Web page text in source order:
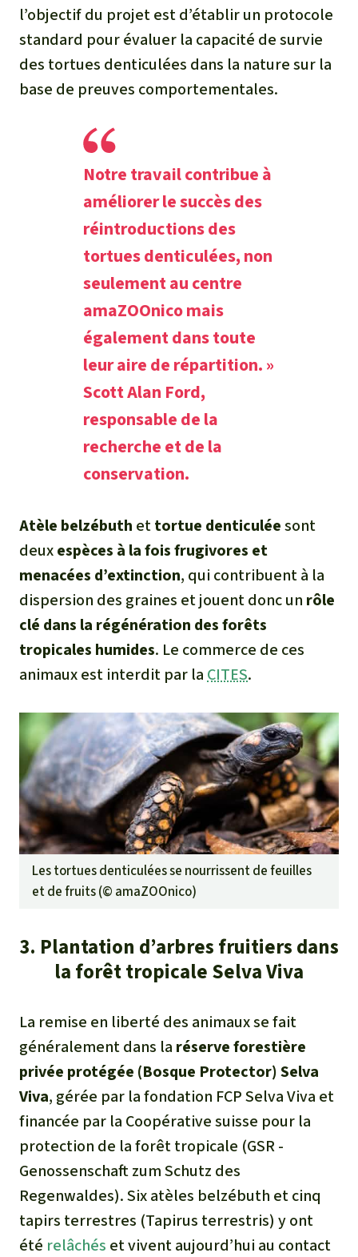
l’objectif du projet est d’établir un protocole
standard pour évaluer la capacité de survie
des tortues denticulées dans la nature sur la
base de preuves comportementales.
Notre travail contribue à
améliorer le succès des
réintroductions des
tortues denticulées, non
seulement au centre
amaZOOnico mais
également dans toute
leur aire de répartition. »
Scott Alan Ford,
responsable de la
recherche et de la
conservation.
Atèle belzébuth ettortue denticuléesont
deuxespèces à la fois frugivores et
menacées d’extinction, qui contribuent à la
dispersion des graines et jouent donc un rôle
clé dans la régénération des forêts
tropicales humides. Le commerce de ces
animaux est interdit par laCITES.
Les tortues denticulées se nourrissent de feuilles
et de fruits (© amaZOOnico)
3. Plantation d’arbres fruitiers dans
la forêt tropicale Selva Viva
La remise en liberté des animaux se fait
généralement dans la réserve forestière
privée protégée (Bosque Protector) Selva
Viva, gérée par la fondation FCP Selva Viva et
financée par la Coopérative suisse pour la
protection de la forêt tropicale (GSR -
Genossenschaft zum Schutz des
Regenwaldes). Six atèles belzébuth et cinq
tapirs terrestres (Tapirus terrestris) y ont
été relâchés et vivent aujourd’hui au contact